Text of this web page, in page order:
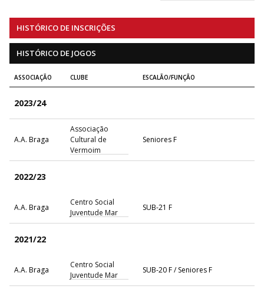
HISTÓRICO DE INSCRIÇÕES
HISTÓRICO DE JOGOS
ASSOCIAÇÃO CLUBE ESCALÃO/FUNÇÃO
2023/24
A.A. Braga
Associação
Cultural de
Vermoim
Seniores F
2022/23
A.A. Braga
Centro Social
Juventude Mar
SUB-21 F
2021/22
A.A. Braga
Centro Social
Juventude Mar
SUB-20 F / Seniores F